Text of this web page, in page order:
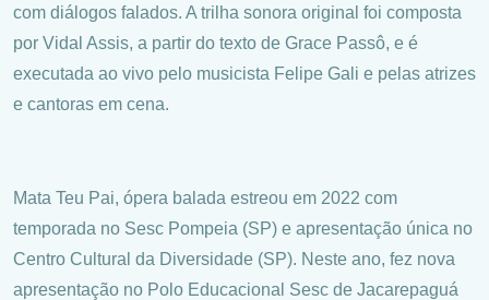
com diálogos falados. A trilha sonora original foi composta
por Vidal Assis, a partir do texto de Grace Passô, e é
executada ao vivo pelo musicista Felipe Gali e pelas atrizes
e cantoras em cena.
Mata Teu Pai, ópera balada estreou em 2022 com
temporada no Sesc Pompeia (SP) e apresentação única no
Centro Cultural da Diversidade (SP). Neste ano, fez nova
apresentação no Polo Educacional Sesc de Jacarepaguá